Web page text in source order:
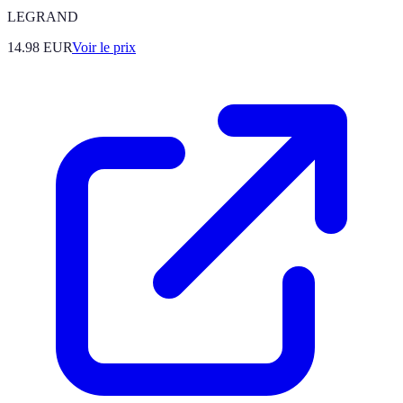
LEGRAND
14.98 EURVoir le prix